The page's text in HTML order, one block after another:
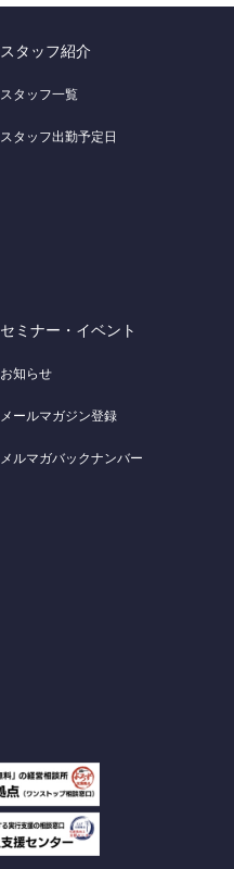
スタッフ紹介
スタッフ一覧
スタッフ出勤予定日
セミナー・イベント
お知らせ
メールマガジン登録
メルマガバックナンバー